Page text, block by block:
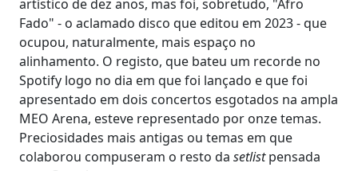
artístico de dez anos, mas foi, sobretudo, "Afro
Fado" - o aclamado disco que editou em 2023 - que
ocupou, naturalmente, mais espaço no
alinhamento. O registo, que bateu um recorde no
Spotify logo no dia em que foi lançado e que foi
apresentado em dois concertos esgotados na ampla
MEO Arena, esteve representado por onze temas.
Preciosidades mais antigas ou temas em que
colaborou compuseram o resto da setlistpensada